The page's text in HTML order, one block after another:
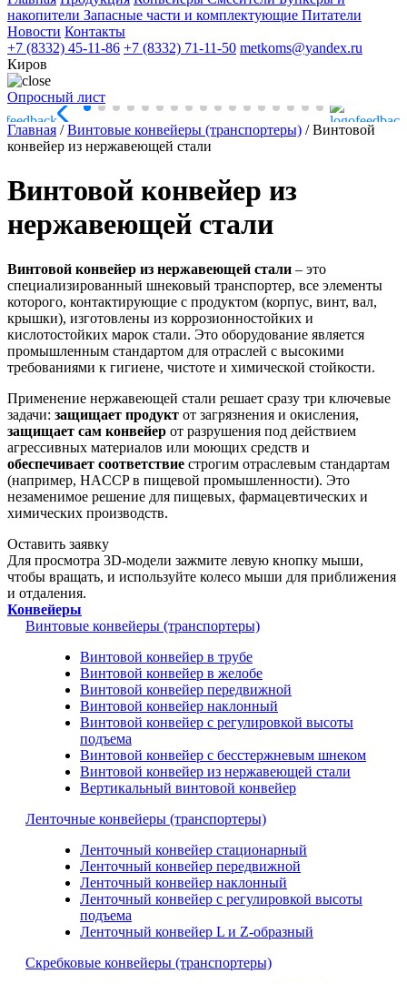
накопители Запасные части и комплектующие Питатели
Новости Контакты
+7 (8332) 45-11-86 +7 (8332) 71-11-50 metkoms@yandex.ru
Киров
Опросный лист
Главная /Винтовые конвейеры (транспортеры) /Винтовой
конвейер из нержавеющей стали
Винтовой конвейер из
нержавеющей стали
Винтовой конвейер из нержавеющей стали – это
специализированный шнековый транспортер, все элементы
которого, контактирующие с продуктом (корпус, винт, вал,
крышки), изготовлены из коррозионностойких и
кислотостойких марок стали. Это оборудование является
промышленным стандартом для отраслей с высокими
требованиями к гигиене, чистоте и химической стойкости.
Применение нержавеющей стали решает сразу три ключевые
задачи: защищает продукт от загрязнения и окисления,
защищает сам конвейер от разрушения под действием
агрессивных материалов или моющих средств и
обеспечивает соответствие строгим отраслевым стандартам
(например, HACCP в пищевой промышленности). Это
незаменимое решение для пищевых, фармацевтических и
химических производств.
Оставить заявку
Для просмотра 3D-модели зажмите левую кнопку мыши,
чтобы вращать, и используйте колесо мыши для приближения
и отдаления.
Конвейеры
Винтовые конвейеры (транспортеры)
Винтовой конвейер в трубе
Винтовой конвейер в желобе
Винтовой конвейер передвижной
Винтовой конвейер наклонный
Винтовой конвейер с регулировкой высоты
подъема
Винтовой конвейер с бесстержневым шнеком
Винтовой конвейер из нержавеющей стали
Вертикальный винтовой конвейер
Ленточные конвейеры (транспортеры)
Ленточный конвейер стационарный
Ленточный конвейер передвижной
Ленточный конвейер наклонный
Ленточный конвейер с регулировкой высоты
подъема
Ленточный конвейер L и Z-образный
Скребковые конвейеры (транспортеры)